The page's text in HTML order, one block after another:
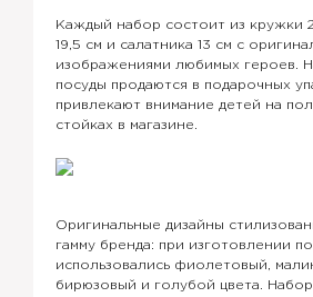
Каждый набор состоит из кружки
19,5 см и салатника 13 см с
изображениями любимых героев.
посуды продаются в подарочных
привлекают внимание детей на
стойках в магазине.
Оригинальные дизайны
гамму бренда: при изготовлении
использовались фиолетовый,
бирюзовый и голубой цвета.